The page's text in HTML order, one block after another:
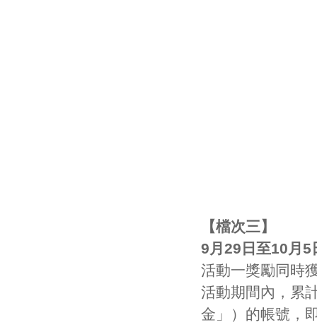
【檔次三】
9月29日至10月5
活動一獎勵同時
活動期間內，累
金」）的帳號，